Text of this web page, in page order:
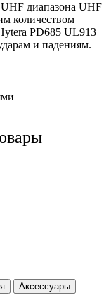
диапазона UHF
количеством
PD685 UL913
и падениям.
Аксессуары